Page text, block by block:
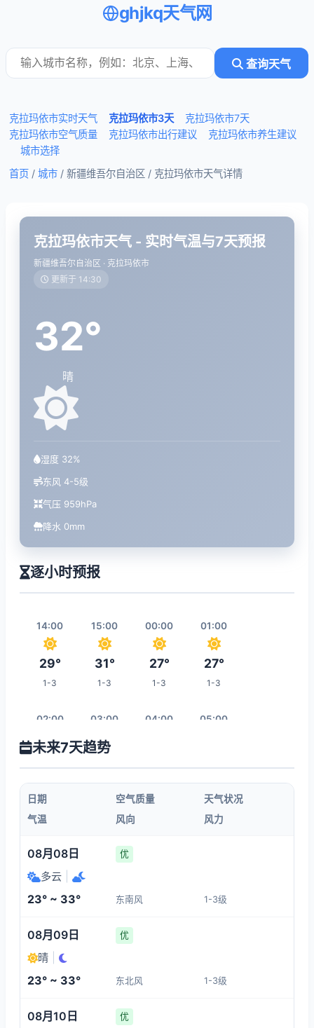
ghjkq天气网
查询天气
克拉玛依市实时天气 克拉玛依市3天
克拉玛依市7天
克拉玛依市空气质量
克拉玛依市出行建议
克拉玛依市养生建议
城市选择
首页 / 城市 / 新疆维吾尔自治区 / 克拉玛依市天气详情
克拉玛依市天气 - 实时气温与7天预报
新疆维吾尔自治区 · 克拉玛依市
更新于 14:30
32°
晴
湿度 32%
东风 4-5级
气压 959hPa
降水 0mm
逐小时预报
14:00
29°
1-3
15:00
31°
1-3
00:00
27°
1-3
01:00
27°
1-3
02:00
27°
03:00
25°
04:00 05:00
06:00
24°
1-3
07:00 09:00
16:00
32°
1-3
10:00 12:00
未来7天趋势
日期 空气质量
天气状况
气温
风向 风力
08月08日 优
多云
23° ~ 33° 东南风 1-3级
08月09日 优
晴
23° ~ 33° 东北风 1-3级
08月10日 优